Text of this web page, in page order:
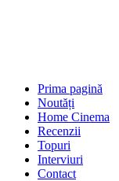
Prima pagină
Noutăți
Home Cinema
Recenzii
Topuri
Interviuri
Contact